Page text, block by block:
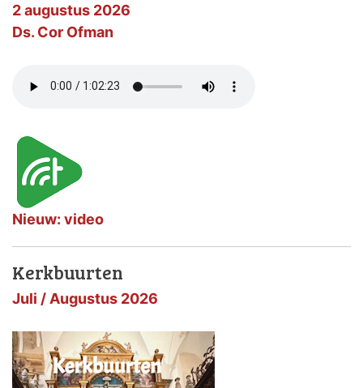
2 augustus 2026
Ds. Cor Ofman
Nieuw: video
Kerkbuurten
Juli / Augustus 2026